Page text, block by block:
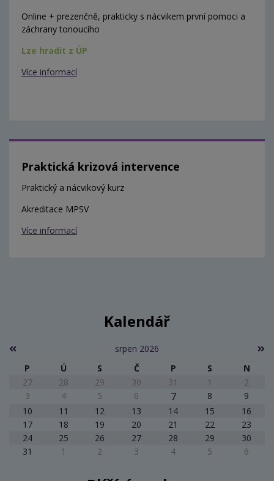
Online + prezenčně, prakticky s nácvikem první pomoci a
záchrany tonoucího
Lze hradit z ÚP
Více informací
Praktická krizová intervence
Praktický a nácvikový kurz
Akreditace MPSV
Více informací
Kalendář
srpen 2026
P
Ú S Č P S
N
27
28 29 30 31 1
2
3
4 5 6 7 8
9
10
11 12 13 14 15
16
17
18 19 20 21 22
23
24
25 26 27 28 29
30
31
1 2 3 4 5 6